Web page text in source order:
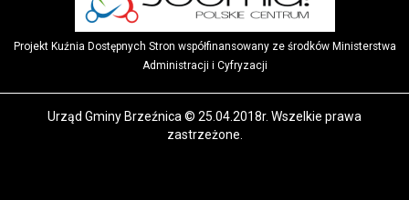
Projekt Kuźnia Dostępnych Stron współfinansowany ze środków Ministerstwa
Administracji i Cyfryzacji
Urząd Gminy Brzeźnica © 25.04.2018r. Wszelkie prawa
zastrzeżone.